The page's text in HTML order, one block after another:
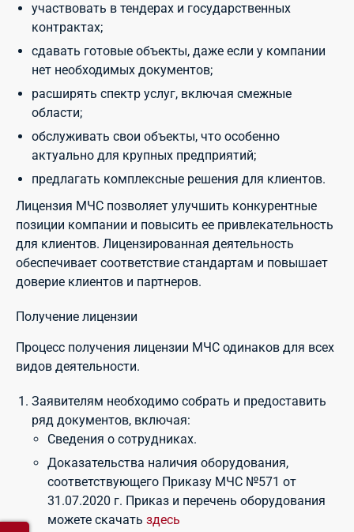
участвовать в тендерах и государственных
контрактах;
сдавать готовые объекты, даже если у компании
нет необходимых документов;
расширять спектр услуг, включая смежные
области;
обслуживать свои объекты, что особенно
актуально для крупных предприятий;
предлагать комплексные решения для клиентов.
Лицензия МЧС позволяет улучшить конкурентные
позиции компании и повысить ее привлекательность
для клиентов. Лицензированная деятельность
обеспечивает соответствие стандартам и повышает
доверие клиентов и партнеров.
Получение лицензии
Процесс получения лицензии МЧС одинаков для всех
видов деятельности.
Заявителям необходимо собрать и предоставить
ряд документов, включая:
Сведения о сотрудниках.
Доказательства наличия оборудования,
соответствующего Приказу МЧС №571 от
31.07.2020 г. Приказ и перечень оборудования
можете скачать здесь